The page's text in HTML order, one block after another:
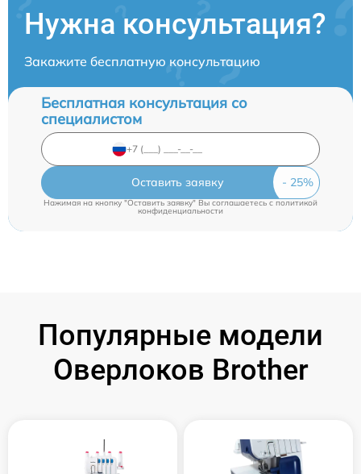
Нужна консультация?
Закажите бесплатную консультацию
Бесплатная консультация со
специалистом
Оставить заявку
Нажимая на кнопку "Оставить заявку" Вы соглашаетесь cполитикой
конфиденциальности
Популярные модели
Оверлоков Brother